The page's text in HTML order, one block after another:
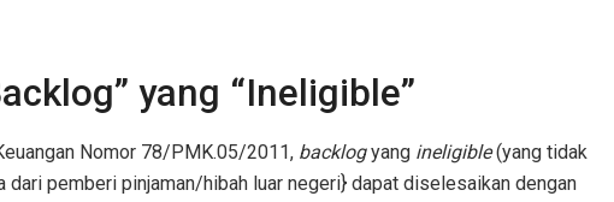
yang “Ineligible”
Nomor 78/PMK.05/2011, backlogyang ineligible(yang tidak
dari pemberi pinjaman/hibah luar negeri} dapat diselesaikan dengan